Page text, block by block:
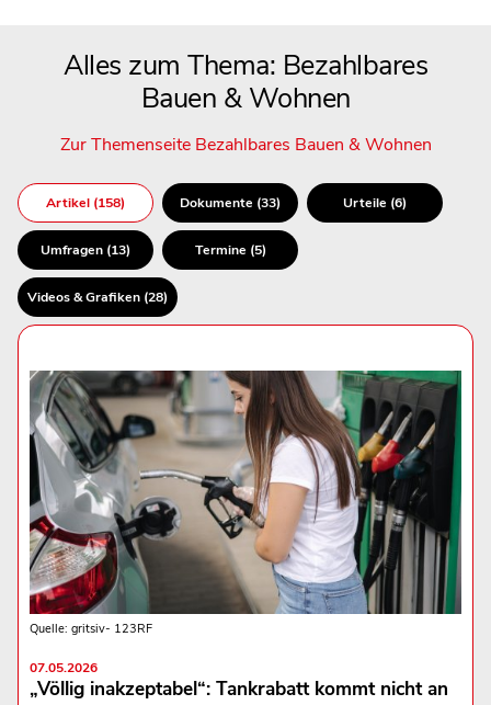
Alles zum Thema: Bezahlbares
Bauen & Wohnen
Zur Themenseite Bezahlbares Bauen & Wohnen
Artikel (158) Dokumente (33) Urteile (6)
Umfragen (13) Termine (5)
Videos & Grafiken (28)
Quelle: gritsiv- 123RF
07.05.2026
„Völlig inakzeptabel“: Tankrabatt kommt nicht an